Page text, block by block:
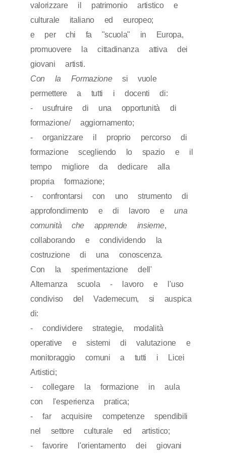
valorizzare il patrimonio artistico e
culturale italiano ed europeo;
e per chi fa "scuola" in Europa,
promuovere la cittadinanza attiva dei
giovani artisti.
Con la Formazionesi vuole
permettere a tutti i docenti di:
- usufruire di una opportunità di
formazione/ aggiornamento;
- organizzare il proprio percorso di
formazione scegliendo lo spazio e il
tempo migliore da dedicare alla
propria formazione;
- confrontarsi con uno strumento di
approfondimento e di lavoro euna
comunità che apprende insieme,
collaborando e condividendo la
costruzione di una conoscenza.
Con la sperimentazione dell'
Alternanza scuola - lavoro e l'uso
condiviso del Vademecum, si auspica
di:
- condividere strategie, modalità
operative e sistemi di valutazione e
monitoraggio comuni a tutti i Licei
Artistici;
- collegare la formazione in aula
con l'esperienza pratica;
- far acquisire competenze spendibili
nel settore culturale ed artistico;
- favorire l'orientamento dei giovani